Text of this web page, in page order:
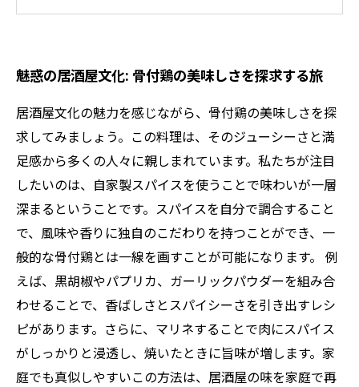
現
骨付鶏を極める: 自家製スパイスの魅力を語る
あなたも挑戦できる: 家庭で楽しむスパイスの旅
魅惑の居酒屋文化: 骨付鶏の美味しさを探求する旅
居酒屋文化の魅力を感じながら、骨付鶏の美味しさを探
求してみましょう。この料理は、そのジューシーさと満
足感から多くの人々に親しまれています。私たちが注目
したいのは、自家製スパイスを使うことで味わいが一層
深まるということです。スパイスを自分で調合すること
で、風味や香りに独自のこだわりを持つことができ、一
般的な骨付鶏とは一線を画すことが可能になります。 例
えば、黒胡椒やパプリカ、ガーリックパウダーを組み合
わせることで、香ばしさとスパイシーさを引き出すレシ
ピがあります。さらに、マリネすることで肉にスパイス
がしっかりと浸透し、焼いたときに旨味が増します。家
庭でも真似しやすいこの方法は、居酒屋の味を家庭で再